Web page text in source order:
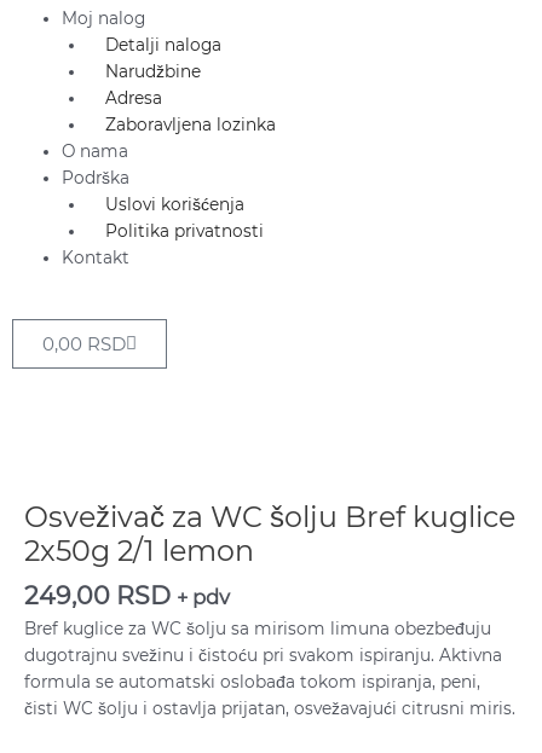
Moj nalog
Detalji naloga
Narudžbine
Adresa
Zaboravljena lozinka
O nama
Podrška
Uslovi korišćenja
Politika privatnosti
Kontakt
0,00 RSDCart
Osveživač za WC šolju Bref kuglice
2x50g 2/1 lemon
249,00 RSD + pdv
Bref kuglice za WC šolju sa mirisom limuna obezbeđuju
dugotrajnu svežinu i čistoću pri svakom ispiranju. Aktivna
formula se automatski oslobađa tokom ispiranja, peni,
čisti WC šolju i ostavlja prijatan, osvežavajući citrusni miris.
WC
šolju
Bref
kuglice
2/1
lemon
količina